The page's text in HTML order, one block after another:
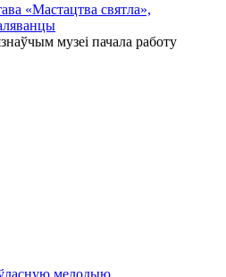
«Мастацтва святла»,
музеі пачала работу
мелодыю